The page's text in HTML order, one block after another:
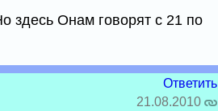
здесь Онам говорят с 21 по
Ответить
21.08.2010